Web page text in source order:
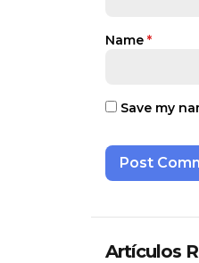
Name *
Save my
Artículos